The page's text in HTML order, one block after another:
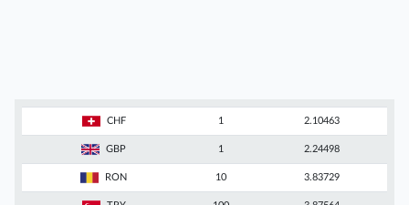
CHF 1 2.10463
GBP 1 2.24498
RON 10 3.83729